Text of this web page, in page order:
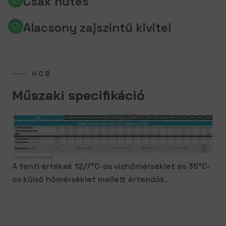
Alacsony zajszintű kivitel
HCB
Műszaki specifikáció
A fenti értékek 12/7°C-os vízhőmérséklet és 35°C-
os külső hőmérséklet mellett értendők.